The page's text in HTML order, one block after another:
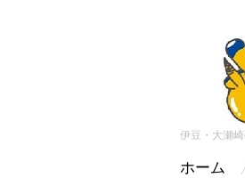
伊豆・大瀬
ホーム